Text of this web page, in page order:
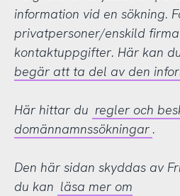
information vid en sökning.
privatpersoner/enskild
kontaktuppgifter. Här kan
begär att ta del av den
Här hittar du regler och
domännamnssökningar .
Den här sidan skyddas av
du kan läsa mer om